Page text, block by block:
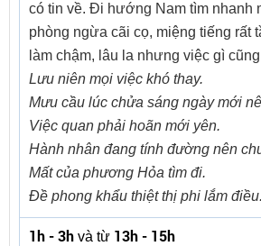
có tin về. Đi hướng Nam tìm nhanh
phòng ngừa cãi cọ, miệng tiếng rất
làm chậm, lâu la nhưng việc gì
Lưu niên mọi việc khó thay.
Mưu cầu lúc chửa sáng ngày mới
Việc quan phải hoãn mới yên.
Hành nhân đang tính đường nên
Mất của phương Hỏa tìm đi.
Đề phong khẩu thiệt thị phi lắm điều.
1h - 3h và từ 13h - 15h